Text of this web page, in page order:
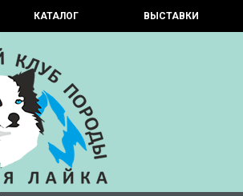
КАТАЛОГ ВЫСТАВКИ